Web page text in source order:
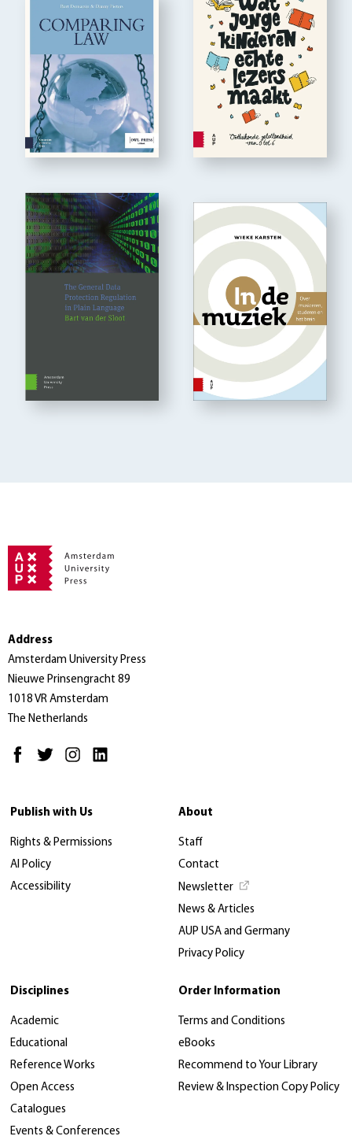
Address
Amsterdam University Press
Nieuwe Prinsengracht 89
1018 VR Amsterdam
The Netherlands
Publish with Us
Rights & Permissions
AI Policy
Accessibility
About
Staff
Contact
Newsletter
News & Articles
AUP USA and Germany
Privacy Policy
Disciplines
Academic
Educational
Reference Works
Open Access
Catalogues
Events & Conferences
Order Information
Terms and Conditions
eBooks
Recommend to Your Library
Review & Inspection Copy Policy